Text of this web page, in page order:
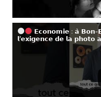
𝗘𝗰𝗼𝗻𝗼𝗺𝗶𝗲 : 𝗮̀ 𝗕𝗼𝗻-
𝗹’𝗲𝘅𝗶𝗴𝗲𝗻𝗰𝗲 𝗱𝗲 𝗹𝗮 𝗽𝗵𝗼𝘁𝗼